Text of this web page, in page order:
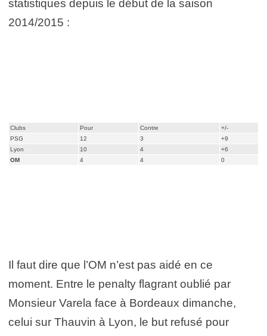
statistiques depuis le début de la saison
2014/2015 :
Clubs Pour Contre
+/-
PSG
12 3
+9
Lyon
10 4
+6
OM
4 4 0
Il faut dire que l’OM n’est pas aidé en ce
moment. Entre le penalty flagrant oublié par
Monsieur Varela face à Bordeaux dimanche,
celui sur Thauvin à Lyon, le but refusé pour